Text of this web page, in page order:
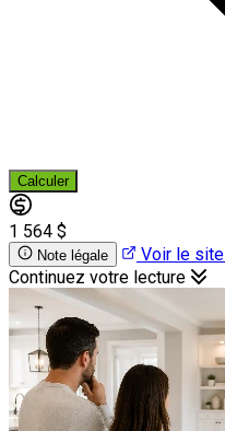
Calculer
1 564 $
Note légale Voir le site
Continuez votre lecture